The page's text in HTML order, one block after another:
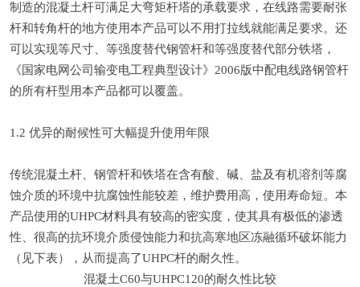
制造的混凝土杆可满足大弯矩杆塔的承载要求，在线路需要耐张
杆和转角杆的地方使用本产品可以不用打拉线就能满足要求。还
可以实现等尺寸、等强度替代钢管杆和等强度替代部分铁塔，
《国家电网公司输变电工程典型设计》2006版中配电线路钢管杆
的所有杆型用本产品都可以覆盖。
1.2 优异的耐候性可大幅提升使用年限
传统混凝土杆、钢管杆和铁塔在含有酸、碱、盐及有机溶剂等腐
蚀介质的环境中抗腐蚀性能较差，维护费用高，使用寿命短。本
产品使用的UHPC材料具有较高的密实度，使其具有极低的渗透
性、很高的抗环境介质侵蚀能力和抗高寒地区冻融循环破坏能力
（见下表），从而提高了UHPC杆的耐久性。
混凝土C60与UHPC120的耐久性比较